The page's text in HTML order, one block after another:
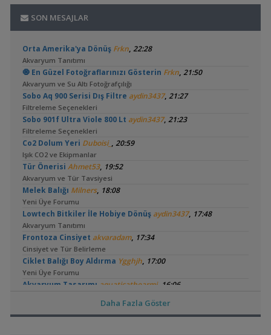
SON MESAJLAR
Orta Amerika'ya Dönüş Frkn, 22:28
Akvaryum Tanıtımı
🧿 En Güzel Fotoğraflarınızı Gösterin Frkn, 21:50
Akvaryum ve Su Altı Fotoğrafçılığı
Sobo Aq 900 Serisi Dış Filtre aydin3437, 21:27
Filtreleme Seçenekleri
Sobo 901f Ultra Viole 800 Lt aydin3437, 21:23
Filtreleme Seçenekleri
Co2 Dolum Yeri Duboisi_ , 20:59
Işık CO2 ve Ekipmanlar
Tür Önerisi Ahmet53, 19:52
Akvaryum ve Tür Tavsiyesi
Melek Balığı Milners, 18:08
Yeni Üye Forumu
Lowtech Bitkiler İle Hobiye Dönüş aydin3437, 17:48
Akvaryum Tanıtımı
Frontoza Cinsiyet akvaradam, 17:34
Cinsiyet ve Tür Belirleme
Ciklet Balığı Boy Aldırma Ygghjh, 17:00
Yeni Üye Forumu
Akvaryum Tasarımı aquaticathearmi, 16:06
Ternapi Medaka Pondları ternapi,15:33
Akvaryum Tanıtımı
Daha Fazla Göster